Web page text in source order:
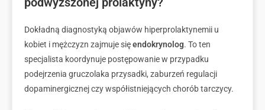
Dokładną diagnostyką objawów hiperprolaktynemii u
kobiet i mężczyzn zajmuje sięendokrynolog. To ten
specjalista koordynuje postępowanie w przypadku
podejrzenia gruczolaka przysadki, zaburzeń regulacji
dopaminergicznej czy współistniejących chorób tarczycy.